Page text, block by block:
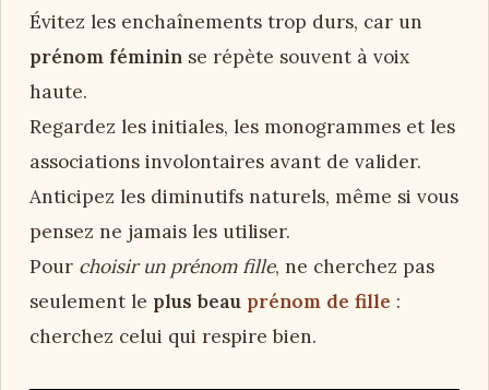
Évitez les enchaînements trop durs, car un
prénom féminin se répète souvent à voix
haute.
Regardez les initiales, les monogrammes et les
associations involontaires avant de valider.
Anticipez les diminutifs naturels, même si vous
pensez ne jamais les utiliser.
Pour choisir un prénom fille, ne cherchez pas
seulement le plus beau prénom de fille :
cherchez celui qui respire bien.